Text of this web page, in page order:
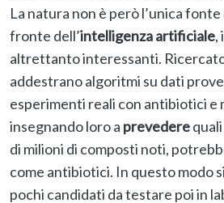
La natura non è però l’unica fonte
fronte dell’intelligenza artificiale,
altrettanto interessanti.
addestrano algoritmi su dati
esperimenti reali con antibiotici e
insegnando loro a prevedere
di milioni di composti noti,
come antibiotici. In questo modo
pochi candidati da testare poi in